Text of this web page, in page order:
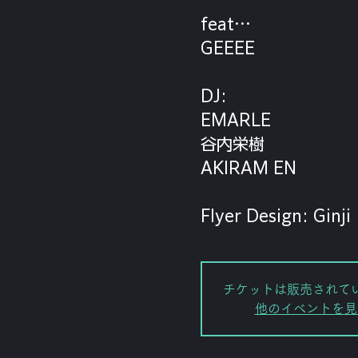
feat…
GEEEE
⁡DJ:
EMARLE
谷内栄樹
AKIRAM EN
Flyer Design: Ginji
チケットは販売されて
他のイベントを見